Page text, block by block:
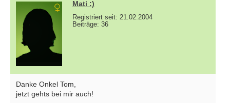
Mati :)
Registriert seit: 21.02.2004
Beiträge: 36
Danke Onkel Tom,
jetzt gehts bei mir auch!